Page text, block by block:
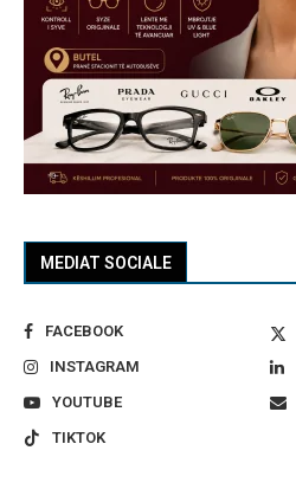
MEDIAT SOCIALE
FACEBOOK
INSTAGRAM
YOUTUBE
TIKTOK